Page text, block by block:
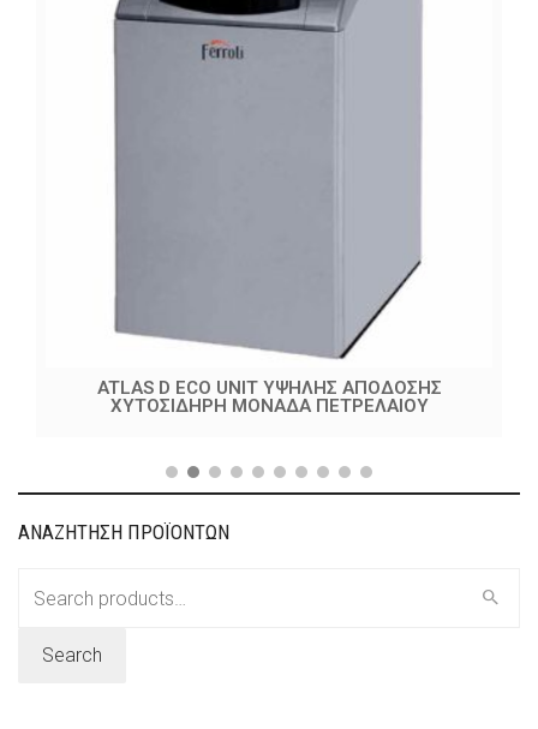
ATLAS D ECO UNIT ΥΨΗΛΗΣ ΑΠΟΔΟΣΗΣ
ΧΥΤΟΣΙΔΗΡΗ ΜΟΝΑΔΑ ΠΕΤΡΕΛΑΙΟΥ
ΑΝΑΖΗΤΗΣΗ ΠΡΟΪΟΝΤΩΝ
Search